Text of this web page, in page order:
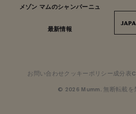
メゾン マムのシャンパーニュ
最新情報
お問い合わせ クッキーポリシー成分表
© 2026 Mumm. 無断転載を